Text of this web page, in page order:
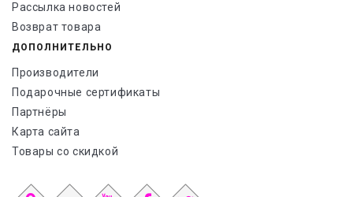
Рассылка новостей
Возврат товара
ДОПОЛНИТЕЛЬНО
Производители
Подарочные сертификаты
Партнёры
Карта сайта
Товары со скидкой